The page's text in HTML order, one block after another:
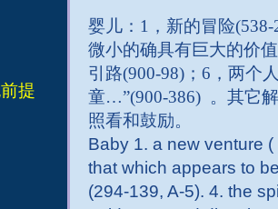
提
婴儿：1，新的冒险
微小的确具有巨大的价
引路(900-98)；6，两个
童…”(900-386) 。其它
照看和鼓励。
Baby 1. a new venture
that which appears to
(294-139, A-5). 4. the